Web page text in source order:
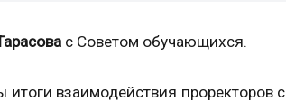
с Советом обучающихся.
взаимодействия проректоров с